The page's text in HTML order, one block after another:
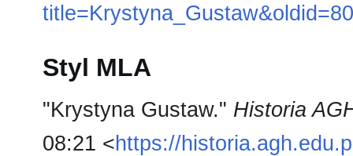
Styl MLA
"Krystyna Gustaw." Historia
08:21 <https://